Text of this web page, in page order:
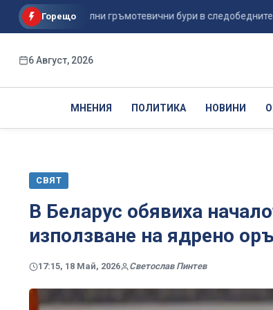
Горещо
с локални гръмотевични бури в следобедните
6 Август, 2026
МНЕНИЯ ПОЛИТИКА НОВИНИ
СВЯТ
В Беларус обявиха
използване на ядрено
17:15, 18 Май, 2026 Светослав Пинтев